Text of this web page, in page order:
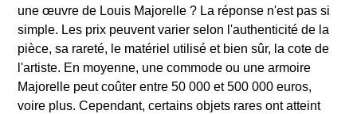
une œuvre de Louis Majorelle ? La réponse n'est pas si
simple. Les prix peuvent varier selon l'authenticité de la
pièce, sa rareté, le matériel utilisé et bien sûr, la cote de
l'artiste. En moyenne, une commode ou une armoire
Majorelle peut coûter entre 50 000 et 500 000 euros,
voire plus. Cependant, certains objets rares ont atteint